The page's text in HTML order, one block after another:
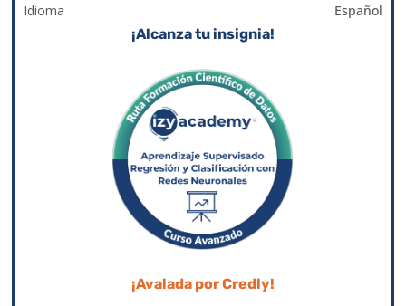
Idioma
Español
¡Alcanza tu insignia!
¡Avalada por Credly!